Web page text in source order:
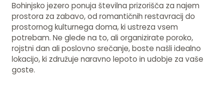
Bohinjsko jezero ponuja številna prizorišča za najem
prostora za zabavo, od romantičnih restavracij do
prostornog kulturnega doma, ki ustreza vsem
potrebam. Ne glede na to, ali organizirate poroko,
rojstni dan ali poslovno srečanje, boste našli idealno
lokacijo, ki združuje naravno lepoto in udobje za vaše
goste.